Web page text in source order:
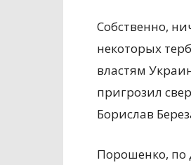
Собственно,
некоторых
властям
пригрозил
Борислав
Порошенко, по